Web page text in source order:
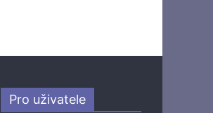
Pro uživatele